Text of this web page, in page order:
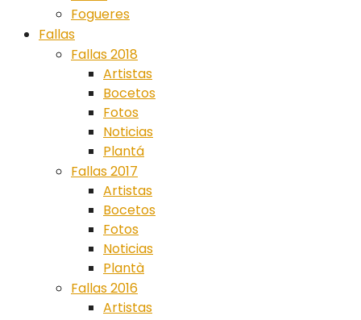
Fogueres
Fallas
Fallas 2018
Artistas
Bocetos
Fotos
Noticias
Plantá
Fallas 2017
Artistas
Bocetos
Fotos
Noticias
Plantà
Fallas 2016
Artistas